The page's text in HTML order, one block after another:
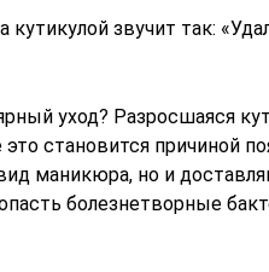
кутикулой звучит так:
уход? Разросшаяся
становится причиной
маникюра, но и
болезнетворные